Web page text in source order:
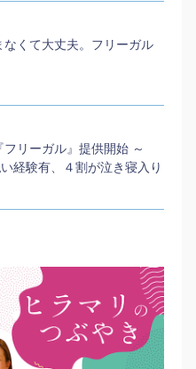
くて大丈夫。フリーガル
リーガル』提供開始 ～
経験有、４割が泣き寝入り